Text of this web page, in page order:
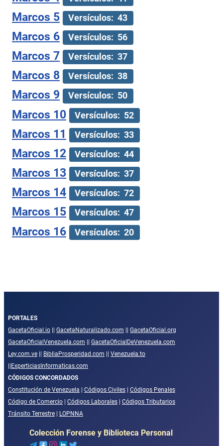
Marcos 5 Versículos: 43
Marcos 6 Versículos: 56
Marcos 7 Versículos: 37
Marcos 8 Versículos: 38
Marcos 9 Versículos: 50
Marcos 10 Versículos: 52
Marcos 11 Versículos: 33
Marcos 12 Versículos: 44
Marcos 13 Versículos: 37
Marcos 14 Versículos: 72
Marcos 15 Versículos: 47
Marcos 16 Versículos: 20
PORTALES
GacetaOficial.io || GacetaNaturalizado.com || GacetaOficial.org
GacetaOficialVenezuela.com || GacetaOficialDeVenezuela.com
Ley.com.ve || BibliaProsperidad.com || Venezuela.to
||ExperticiasInformaticas.com
CÓDIGOS CONCORDADOS
Constitución de Venezuela | Códigos Civiles | Códigos Penales
Código de Comercio | Códigos Laborales | Códigos Tributarios
Tránsito Terrestre | LOPNNA
Colección Forense y Biblioteca Personal